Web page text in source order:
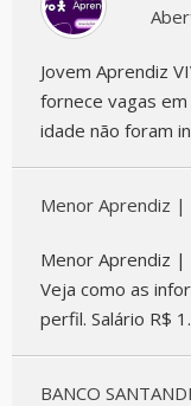
Jovem Aprendiz
fornece vagas em
idade não foram
Menor Aprendiz |
Menor Aprendiz |
Veja como as
perfil. Salário R$
BANCO